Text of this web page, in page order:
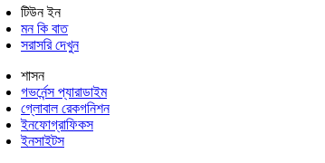
টিউন ইন
মন কি বাত
সরাসরি দেখুন
শাসন
গভর্নেন্স প্যারাডাইম
গ্লোবাল রেকগনিশন
ইনফোগ্রাফিকস
ইনসাইটস